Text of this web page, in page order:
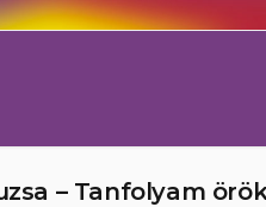
– Tanfolyam